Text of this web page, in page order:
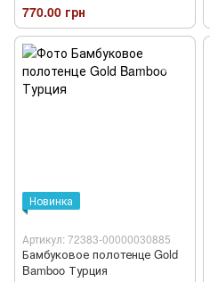
770.00 грн
Новинка
Артикул: 72383-00000030885
Бамбуковое полотенце Gold
Bamboo Турция